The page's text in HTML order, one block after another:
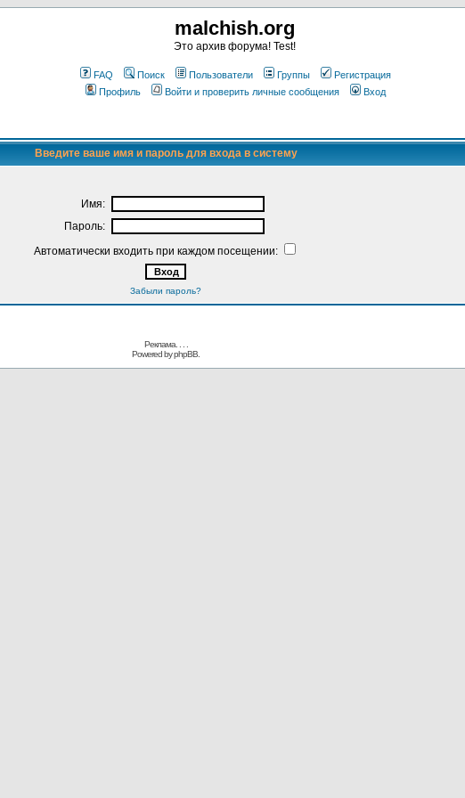
malchish.org
Это архив форума! Test!
FAQ Поиск Пользователи Группы
Регистрация
Профиль
Войти и проверить личные сообщения Вход
Введите ваше имя и пароль для входа в систему
Имя:
Пароль:
Автоматически входить при каждом посещении:
Забыли пароль?
Реклама. . .
Powered byphpBB.